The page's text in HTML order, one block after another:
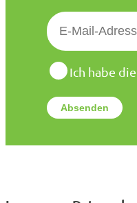
E
-
M
a
l
*
D
t
e
Ich habe die